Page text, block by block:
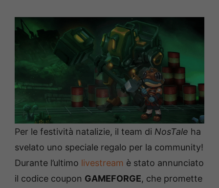
Per le festività natalizie, il team di NosTale ha
svelato uno speciale regalo per la community!
Durante l’ultimo livestream è stato annunciato
il codice coupon GAMEFORGE, che promette